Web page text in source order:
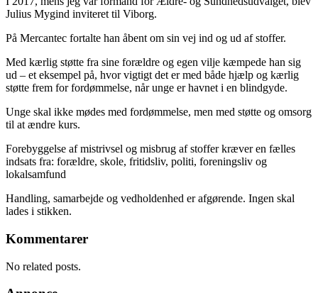
Julius Mygind inviteret til Viborg.
På Mercantec fortalte han åbent om sin vej ind og ud af stoffer.
Med kærlig støtte fra sine forældre og egen vilje kæmpede han sig
ud – et eksempel på, hvor vigtigt det er med både hjælp og kærlig
støtte frem for fordømmelse, når unge er havnet i en blindgyde.
Unge skal ikke mødes med fordømmelse, men med støtte og omsorg
til at ændre kurs.
Forebyggelse af mistrivsel og misbrug af stoffer kræver en fælles
indsats fra: forældre, skole, fritidsliv, politi, foreningsliv og
lokalsamfund
Handling, samarbejde og vedholdenhed er afgørende. Ingen skal
lades i stikken.
Kommentarer
No related posts.